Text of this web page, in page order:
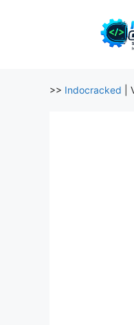
>> Indocracked